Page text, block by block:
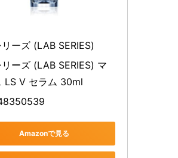
ーズ (LAB SERIES)
ーズ (LAB SERIES) マ
LS V セラム 30ml
Amazonで見る